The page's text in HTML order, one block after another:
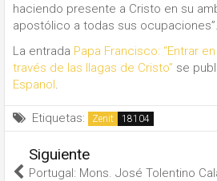
haciendo presente a Cristo en su
apostólico a todas sus ocupaciones”.
La entrada Papa Francisco: “Entrar
través de las llagas de Cristo” se
Espanol
Etiquetas: Zenit
Siguiente
Portugal: Mons. José Tolentino